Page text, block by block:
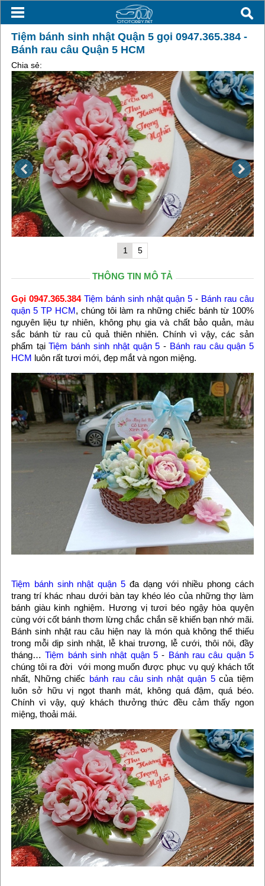
Tiệm bánh sinh nhật Quận 5 gọi 0947.365.384 -
Bánh rau câu Quận 5 HCM
Chia sẻ:
1 5
THÔNG TIN MÔ TẢ
Gọi 0947.365.384 Tiệm bánh sinh nhật quận 5 - Bánh rau câu
quận 5 TP HCM, chúng tôi làm ra những chiếc bánh từ 100%
nguyên liệu tự nhiên, không phụ gia và chất bảo quản, màu
sắc bánh từ rau củ quả thiên nhiên. Chính vì vậy, các sản
phẩm tạiTiệm bánh sinh nhật quận 5 - Bánh rau câu quận 5
HCM luôn rất tươi mới, đẹp mắt và ngon miệng.
Tiệm bánh sinh nhật quận 5 đa dạng với nhiều phong cách
trang trí khác nhau dưới bàn tay khéo léo của những thợ làm
bánh giàu kinh nghiệm. Hương vị tươi béo ngậy hòa quyện
cùng với cốt bánh thơm lừng chắc chắn sẽ khiến bạn nhớ mãi.
Bánh sinh nhật rau câu hiện nay là món quà không thể thiếu
trong mỗi dịp sinh nhật, lễ khai trương, lễ cưới, thôi nôi, đầy
tháng…Tiệm bánh sinh nhật quận 5 - Bánh rau câu quận 5
chúng tôi ra đời với mong muốn được phục vụ quý khách tốt
nhất, Những chiếc bánh rau câu sinh nhật quận 5của tiệm
luôn sở hữu vị ngọt thanh mát, không quá đậm, quá béo.
Chính vì vậy, quý khách thưởng thức đều cảm thấy ngon
miệng, thoải mái.